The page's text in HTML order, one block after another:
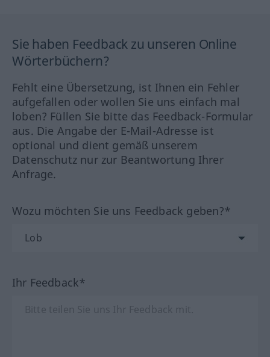
Sie haben Feedback zu unseren Online
Wörterbüchern?
Fehlt eine Übersetzung, ist Ihnen ein Fehler
aufgefallen oder wollen Sie uns einfach mal
loben? Füllen Sie bitte das Feedback-Formular
aus. Die Angabe der E-Mail-Adresse ist
optional und dient gemäß unserem
Datenschutz nur zur Beantwortung Ihrer
Anfrage.
Wozu möchten Sie uns Feedback geben?*
Ihr Feedback*